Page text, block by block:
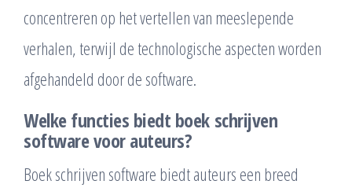
concentreren op het vertellen van meeslepende
verhalen, terwijl de technologische aspecten worden
afgehandeld door de software.
Welke functies biedt boek schrijven
software voor auteurs?
Boek schrijven software biedt auteurs een breed